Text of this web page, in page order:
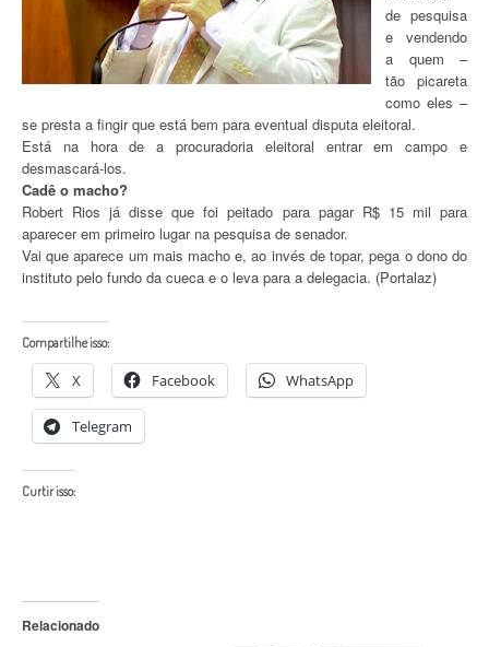
de pesquisa
e vendendo
a quem –
tão picareta
como eles –
se presta a fingir que está bem para eventual disputa eleitoral.
Está na hora de a procuradoria eleitoral entrar em campo e
desmascará-los.
Cadê o macho?
Robert Rios já disse que foi peitado para pagar R$ 15 mil para
aparecer em primeiro lugar na pesquisa de senador.
Vai que aparece um mais macho e, ao invés de topar, pega o dono do
instituto pelo fundo da cueca e o leva para a delegacia. (Portalaz)
Compartilhe isso:
X Facebook WhatsApp
Telegram
Curtir isso:
Relacionado